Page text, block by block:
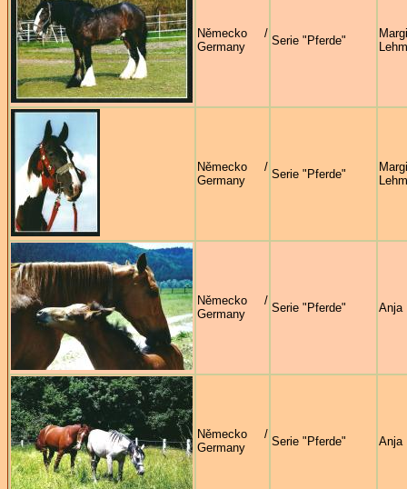
Německo /
Germany
Serie "Pferde"
Německo /
Germany
Serie "Pferde"
Německo /
Germany
Serie "Pferde" Anja
Německo /
Germany
Serie "Pferde" Anja